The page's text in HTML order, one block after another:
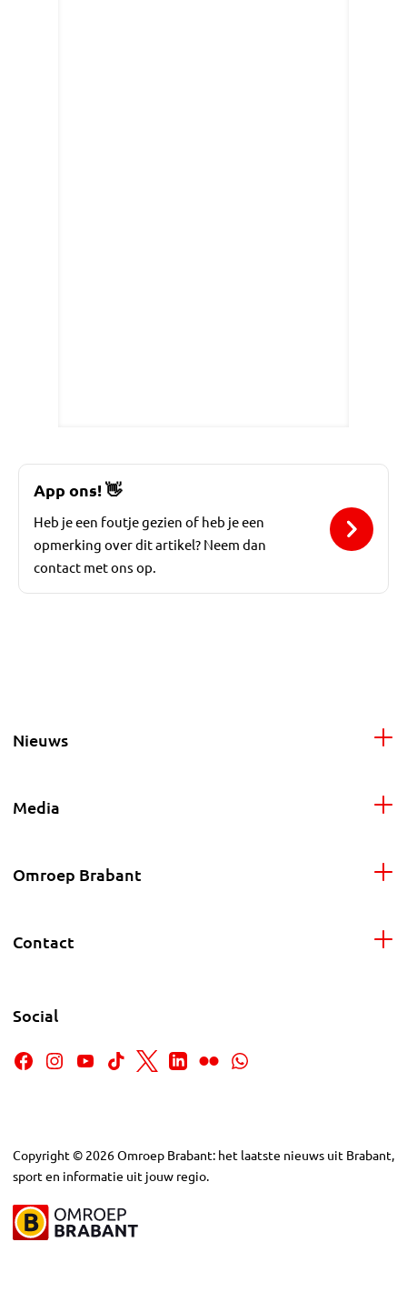
App ons!👋
Heb je een foutje gezien of heb je een
opmerking over dit artikel? Neem dan
contact met ons op.
Nieuws
Media
Omroep Brabant
Contact
Social
Copyright © 2026Omroep Brabant: het laatste nieuws uit Brabant,
sport en informatie uit jouw regio.